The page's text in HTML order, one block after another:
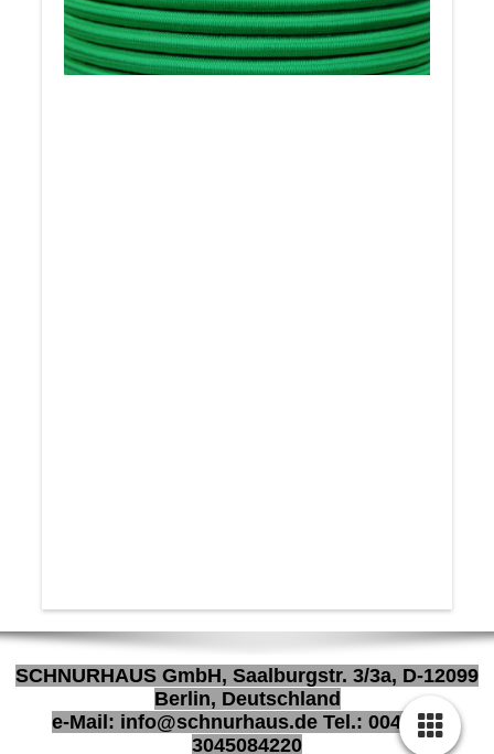
SCHNURHAUS GmbH, Saalburgstr. 3/3a, D-12099
Berlin, Deutschland
e-Mail: info@schnurhaus.de Tel.: 0049 (0)
3045084220